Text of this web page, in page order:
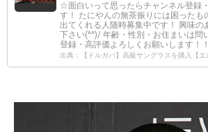
☆面白いって思ったらチャンネル登録
す！ たにやんの無茶振りには困ったも
出てくれる人随時募集中です！ 興味の
下さい(^^)/ 年齢・性別・お住まいは
登録・高評価よろしくお願いします
出典：【ドルガバ】高級サングラスを購入【エ